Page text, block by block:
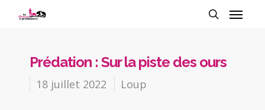
Prédation : Sur la piste des ours
18 juillet 2022 Loup